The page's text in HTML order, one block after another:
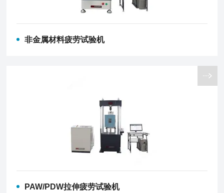
非金属材料疲劳试验机
PAW/PDW拉伸疲劳试验机